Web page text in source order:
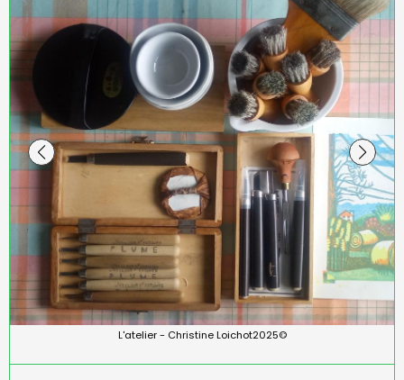
"Chemin de la noue L'Orbrie" Christine Loichot2025©
L'atelier - Christine Loichot2025©